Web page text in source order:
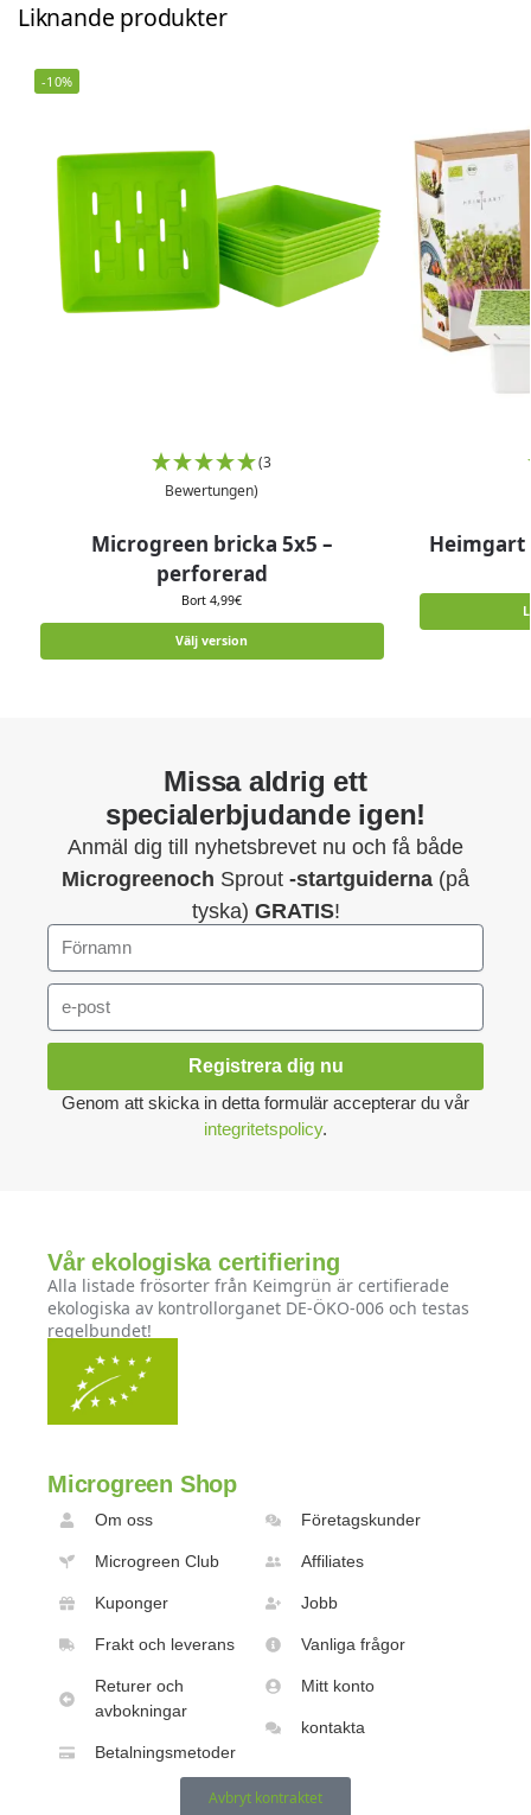
Liknande produkter
-10%
(3
Bewertungen)
Microgreen bricka 5x5 –
perforerad
Bort4,99€
Välj version
Missa aldrig ett
specialerbjudande igen!
Anmäl dig till nyhetsbrevet nu och få både
Microgreenoch Sprout -startguiderna (på
tyska) GRATIS!
Registrera dig nu
Genom att skicka in detta formulär accepterar du vår
integritetspolicy.
Vår ekologiska certifiering
Alla listade frösorter från Keimgrün är certifierade
ekologiska av kontrollorganet DE-ÖKO-006 och testas
regelbundet!
Microgreen Shop
Om oss
Microgreen Club
Kuponger
Frakt och leverans
Returer och
avbokningar
Betalningsmetoder
Företagskunder
Affiliates
Jobb
Vanliga frågor
Mitt konto
kontakta
Avbryt kontraktet